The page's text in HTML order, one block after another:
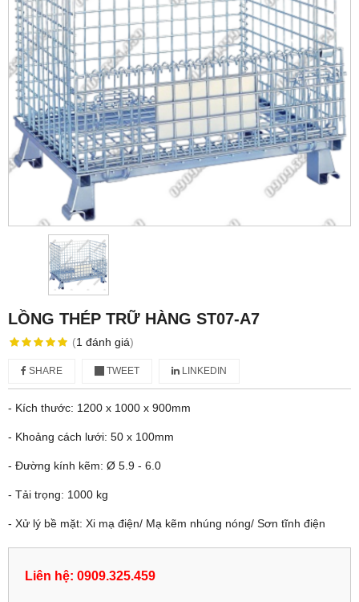
LỒNG THÉP TRỮ HÀNG ST07-A7
(1 đánh giá)
SHARE TWEET LINKEDIN
- Kích thước: 1200 x 1000 x 900mm
- Khoảng cách lưới: 50 x 100mm
- Đường kính kẽm: Ø 5.9 - 6.0
- Tải trọng: 1000 kg
- Xử lý bề mặt: Xi mạ điện/ Mạ kẽm nhúng nóng/ Sơn tĩnh điện
Liên hệ: 0909.325.459